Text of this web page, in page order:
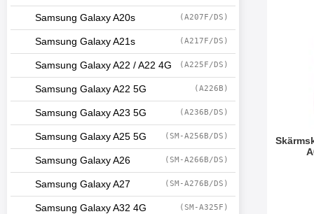
Samsung Galaxy A20s (A207F/DS)
Samsung Galaxy A21s (A217F/DS)
Samsung Galaxy A22 / A22 4G (A225F/DS)
Samsung Galaxy A22 5G (A226B)
Samsung Galaxy A23 5G (A236B/DS)
Samsung Galaxy A25 5G (SM-A256B/DS)
Samsung Galaxy A26 (SM-A266B/DS)
Samsung Galaxy A27 (SM-A276B/DS)
Samsung Galaxy A32 4G (SM-A325F)